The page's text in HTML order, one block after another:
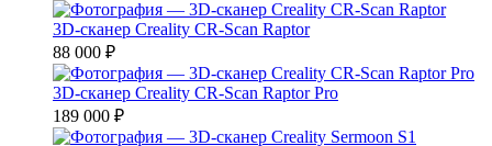
3D-сканер Creality CR-Scan Raptor
88 000 ₽
3D-сканер Creality CR-Scan Raptor Pro
189 000 ₽